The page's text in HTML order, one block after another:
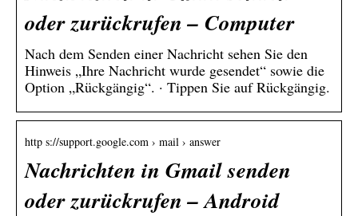
oder zurückrufen – Computer
Nach dem Senden einer Nachricht sehen Sie den
Hinweis „Ihre Nachricht wurde gesendet“ sowie die
Option „Rückgängig“. · Tippen Sie auf Rückgängig.
http s://support.google.com › mail › answer
Nachrichten in Gmail senden
oder zurückrufen – Android